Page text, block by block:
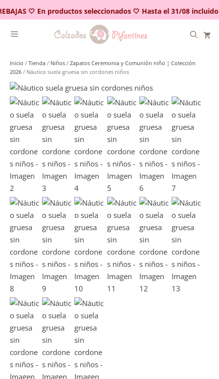
🤍 En productos seleccionados 🤍 Hasta el 31/08 incluido
al
contenido
Inicio / Tienda / Niños / Zapatos Ceremonia y Comunión niño | Colección
2026 / Náutico suela gruesa sin cordones niños